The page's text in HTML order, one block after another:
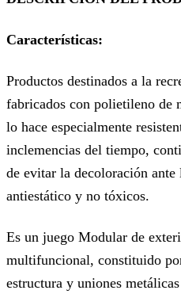
Características:
Productos destinados a la
fabricados con polietileno de
lo hace especialmente
inclemencias del tiempo,
de evitar la decoloración ante
antiestático y no tóxicos.
Es un juego Modular de
multifuncional, constituido
estructura y uniones